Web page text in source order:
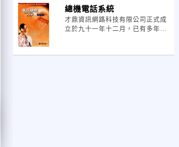
會議系統，並提供影像聲音資料相
關網路資訊化服務。 好用易上手的
功能： １．電子
總機電話系統
才鼎資訊網路科技有限公司正式成
立於九十一年十二月，已有多年施
司專營： 總機系統、電腦網路、監